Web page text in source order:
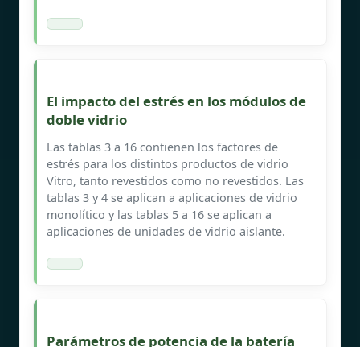
El impacto del estrés en los módulos de
doble vidrio
Las tablas 3 a 16 contienen los factores de
estrés para los distintos productos de vidrio
Vitro, tanto revestidos como no revestidos. Las
tablas 3 y 4 se aplican a aplicaciones de vidrio
monolítico y las tablas 5 a 16 se aplican a
aplicaciones de unidades de vidrio aislante.
Parámetros de potencia de la batería